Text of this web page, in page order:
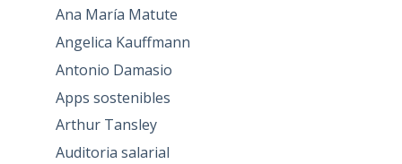
Ana María Matute
Angelica Kauffmann
Antonio Damasio
Apps sostenibles
Arthur Tansley
Auditoria salarial